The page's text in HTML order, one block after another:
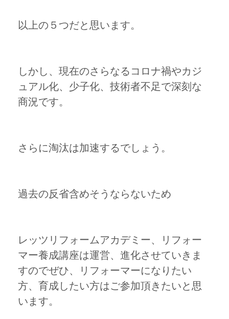
以上の５つだと思います。
しかし、現在のさらなるコロナ禍やカジ
ュアル化、少子化、技術者不足で深刻な
商況です。
さらに淘汰は加速するでしょう。
過去の反省含めそうならないため
レッツリフォームアカデミー、リフォー
マー養成講座は運営、進化させていきま
すのでぜひ、リフォーマーになりたい
方、育成したい方はご参加頂きたいと思
います。